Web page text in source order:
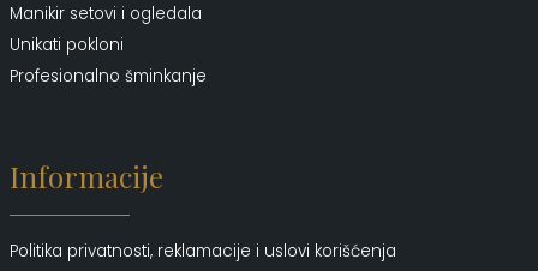
Manikir setovi i ogledala
Unikati pokloni
Profesionalno šminkanje
Informacije
Politika privatnosti, reklamacije i uslovi korišćenja